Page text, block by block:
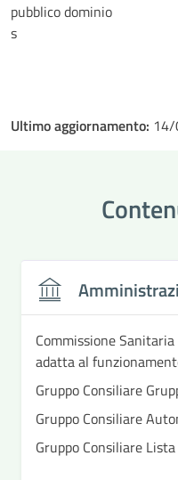
pubblico dominio
s
Ultimo aggiornamento:
Commissione
adatta al
Gruppo Consiliare
Gruppo Consiliare
Gruppo Consiliare